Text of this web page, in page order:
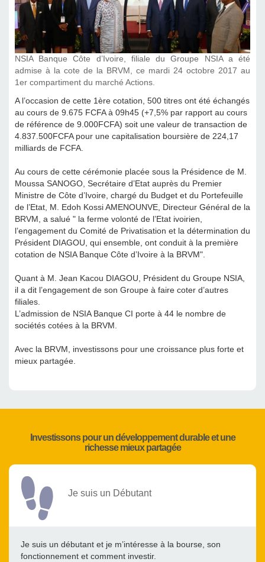
NSIA Banque Côte d’Ivoire, filiale du Groupe NSIA a été
admise à la cote de la BRVM, ce mardi 24 octobre 2017 au
1er compartiment du marché Actions.
A l’occasion de cette 1ère cotation, 500 titres ont été échangés
au cours de 9.675 FCFA à 09h45 (+7,5% par rapport au cours
de référence de 9.000FCFA) soit une valeur de transaction de
4.837.500FCFA pour une capitalisation boursière de 224,17
milliards de FCFA.
Au cours de cette cérémonie placée sous la Présidence de M.
Moussa SANOGO, Secrétaire d’Etat auprès du Premier
Ministre de Côte d’Ivoire, chargé du Budget et du Portefeuille
de l’Etat, M. Edoh Kossi AMENOUNVE, Directeur Général de la
BRVM, a salué " la ferme volonté de l’Etat ivoirien,
l’engagement du Comité de Privatisation et la détermination du
Président DIAGOU, qui ensemble, ont conduit à la première
cotation de NSIA Banque Côte d’Ivoire à la BRVM".
Quant à M. Jean Kacou DIAGOU, Président du Groupe NSIA,
il a dit l’engagement de son Groupe à faire coter d’autres
filiales.
L’admission de NSIA Banque CI porte à 44 le nombre de
sociétés cotées à la BRVM.
Avec la BRVM, investissons pour une croissance plus forte et
mieux partagée.
Investissons pour un développement durable et une
richesse mieux partagée
Je suis un Débutant
Je suis un débutant et je m’intéresse à la bourse, son
fonctionnement et comment investir.